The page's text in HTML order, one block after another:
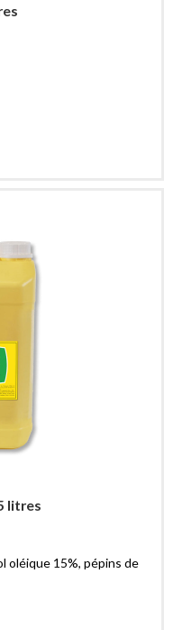
litres
oléique 15%, pépins de